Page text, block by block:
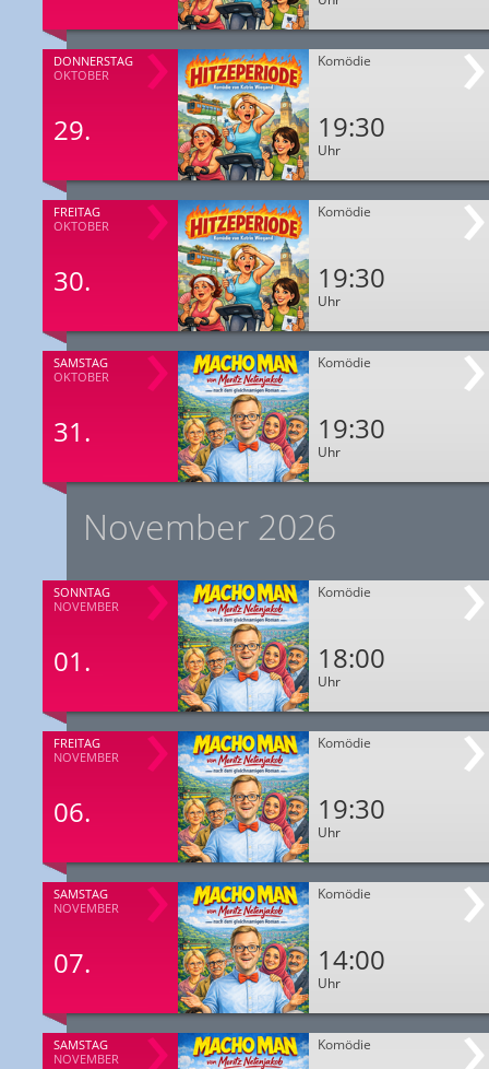
DONNERSTAG
OKTOBER
29.
Komödie
19:30
Uhr
FREITAG
OKTOBER
30.
Komödie
19:30
Uhr
SAMSTAG
OKTOBER
31.
Komödie
19:30
Uhr
November 2026
SONNTAG
NOVEMBER
01.
Komödie
18:00
Uhr
FREITAG
NOVEMBER
06.
Komödie
19:30
Uhr
SAMSTAG
NOVEMBER
07.
Komödie
14:00
Uhr
SAMSTAG
NOVEMBER
Komödie